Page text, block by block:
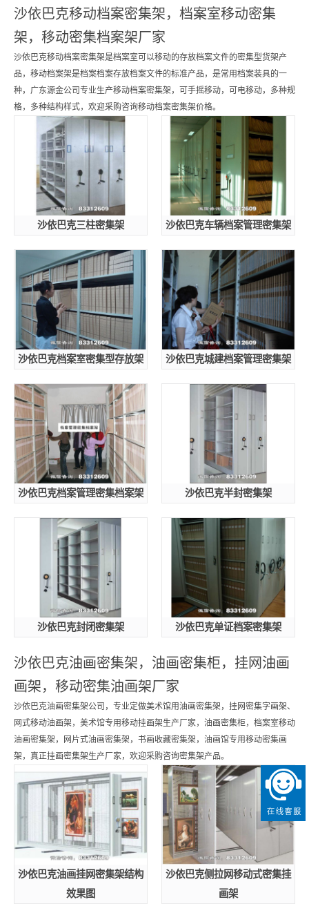
沙依巴克移动档案密集架，档案室移动密集
架，移动密集档案架厂家
沙依巴克移动档案密集架是档案室可以移动的存放档案文件的密集型货架产
品，移动档案架是档案档案存放档案文件的标准产品，是常用档案装具的一
种，广东源金公司专业生产移动档案密集架，可手摇移动，可电移动，多种规
格，多种结构样式，欢迎采购咨询移动档案密集架价格。
沙依巴克三柱密集架 沙依巴克车辆档案管理密集架
沙依巴克档案室密集型存放架 沙依巴克城建档案管理密集架
沙依巴克档案管理密集档案架 沙依巴克半封密集架
沙依巴克封闭密集架 沙依巴克单证档案密集架
沙依巴克油画密集架，油画密集柜，挂网油画
画架，移动密集油画架厂家
沙依巴克油画密集架公司，专业定做美术馆用油画密集架，挂网密集字画架、
网式移动油画架，美术馆专用移动挂画架生产厂家，油画密集柜，档案室移动
油画密集架，网片式油画密集架，书画收藏密集架，油画馆专用移动密集画
架，真正挂画密集架生产厂家，欢迎采购咨询密集架产品。
沙依巴克油画挂网密集架结构
效果图
沙依巴克侧拉网移动式密集挂
画架